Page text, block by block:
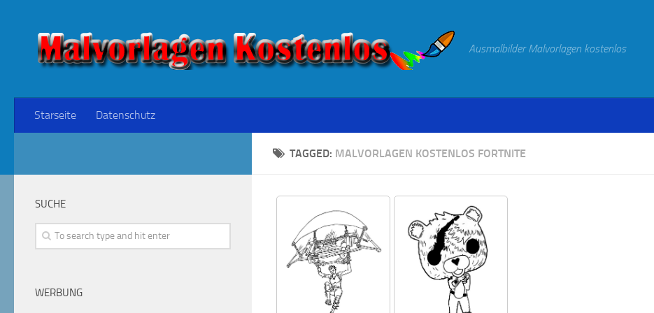
Ausmalbilder Malvorlagen kostenlos
Starseite Datenschutz
TAGGED: MALVORLAGEN KOSTENLOS FORTNITE
SUCHE
WERBUNG